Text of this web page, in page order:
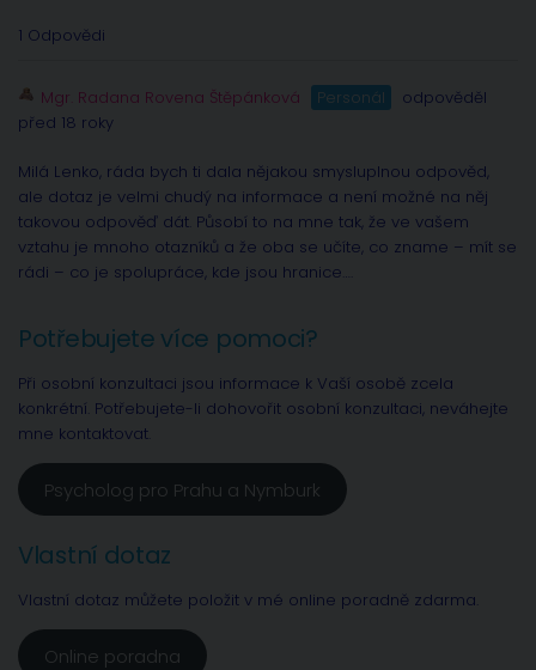
1 Odpovědi
Mgr. Radana Rovena Štěpánková Personál
odpověděl
před 18 roky
Milá Lenko, ráda bych ti dala nějakou smysluplnou odpověd,
ale dotaz je velmi chudý na informace a není možné na něj
takovou odpověď dát. Působí to na mne tak, že ve vašem
vztahu je mnoho otazníků a že oba se učíte, co zname – mít se
rádi – co je spolupráce, kde jsou hranice….
Potřebujete více pomoci?
Při osobní konzultaci jsou informace k Vaší osobě zcela
konkrétní. Potřebujete-li dohovořit osobní konzultaci, neváhejte
mne kontaktovat.
Psycholog pro Prahu a Nymburk
Vlastní dotaz
Vlastní dotaz můžete položit v mé online poradně zdarma.
Online poradna